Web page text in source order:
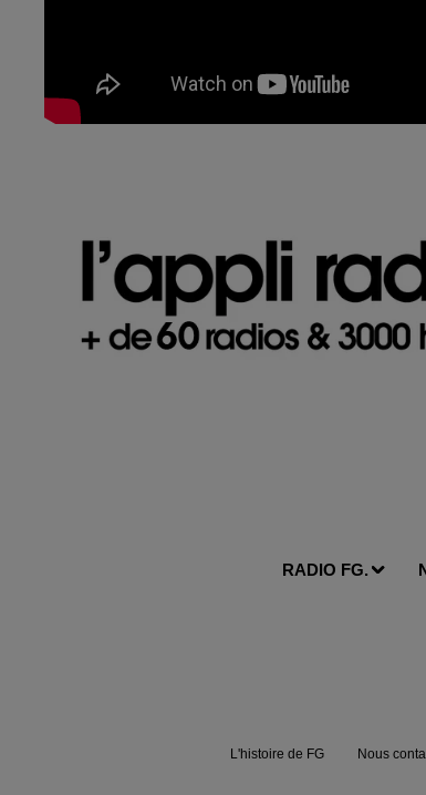
RADIO FG.
L'histoire de FG Nous